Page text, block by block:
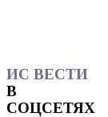
ИС ВЕСТИ
В
СОЦСЕТЯХ